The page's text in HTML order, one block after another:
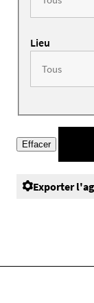
Lieu
Exporter